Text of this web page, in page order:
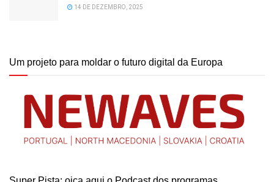
14 DE DEZEMBRO, 2025
Um projeto para moldar o futuro digital da Europa